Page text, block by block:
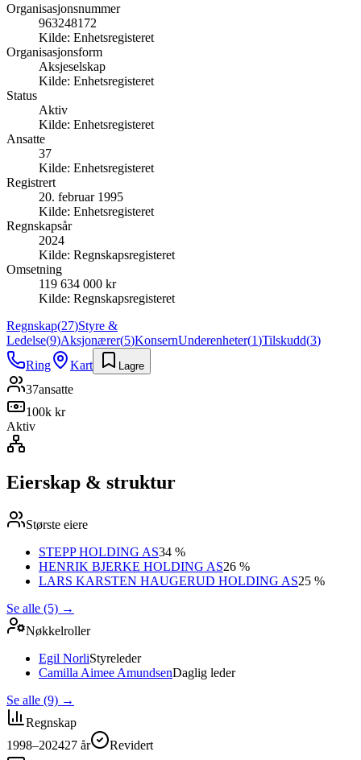
Organisasjonsnummer
963248172
Kilde: Enhetsregisteret
Organisasjonsform
Aksjeselskap
Kilde: Enhetsregisteret
Status
Aktiv
Kilde: Enhetsregisteret
Ansatte
37
Kilde: Enhetsregisteret
Registrert
20. februar 1995
Kilde: Enhetsregisteret
Regnskapsår
2024
Kilde: Regnskapsregisteret
Omsetning
119 634 000 kr
Kilde: Regnskapsregisteret
Regnskap(27)Styre &
Ledelse(9)Aksjonærer(5)KonsernUnderenheter(1)Tilskudd(3)
Ring
Kart Lagre
37ansatte
100k kr
Aktiv
Eierskap & struktur
Største eiere
STEPP HOLDING AS34 %
HENRIK BJERKE HOLDING AS26 %
LARS KARSTEN HAUGERUD HOLDING AS25 %
Se alle (5) →
Nøkkelroller
Egil NorliStyreleder
Camilla Aimee AmundsenDaglig leder
Se alle (9) →
Regnskap
1998–202427 år
Revidert